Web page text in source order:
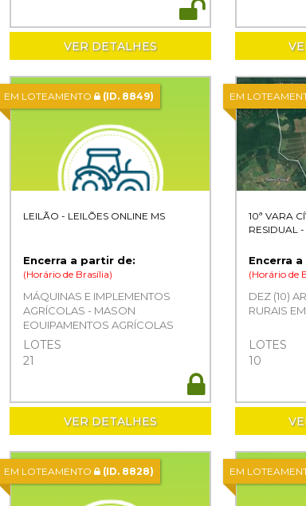
VER DETALHES
EM LOTEAMENTO (ID. 8849)
LEILÃO - LEILÕES ONLINE MS
Encerra a partir de:
(Horário de Brasília)
MÁQUINAS E IMPLEMENTOS
AGRÍCOLAS - MASON
EQUIPAMENTOS AGRÍCOLAS
LTDA
LOTES
21
VER DETALHES
EM
10ª VARA
RESIDUAL
Encerra
(Horário de
DEZ (10)
RURAIS
LOTES
10
EM LOTEAMENTO (ID. 8828) EM